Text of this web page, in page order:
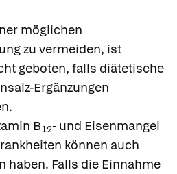
möglichen
zu vermeiden, ist
geboten, falls diätetische
Ergänzungen
B12- und Eisenmangel
können auch
haben. Falls die Einnahme